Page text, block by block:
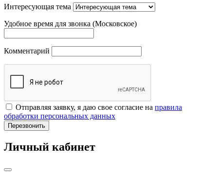
Интересующая тема
Удобное время для звонка (Московское)
Комментарий
Отправляя заявку, я даю свое согласие на правила
обработки персональных данных
Перезвонить
Личный кабинет